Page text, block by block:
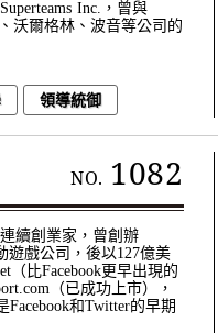
Inc.，曾與
沃爾格林、波音等公司的
領導統御
NO. 1082
連續創業家，曾創辦
遊戲公司，後以127億美
（比Facebook更早出現的
（已成功上市），
Facebook和Twitter的早期